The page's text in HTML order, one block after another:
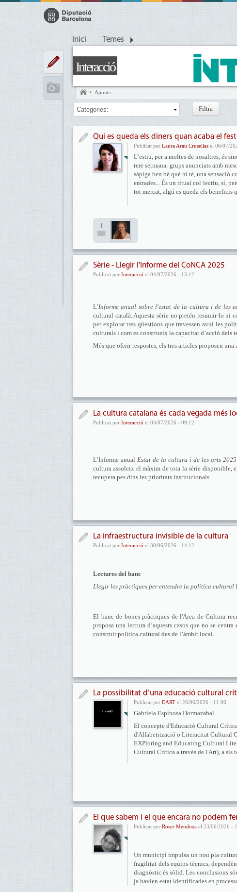
Inici Temes
Interacció
Apunts
Categories:
Qui es queda els diners quan acaba el
Publicat per Laura Arau Crusellas el 06/07/
L’estiu, per a moltes de nosaltres, és
rere setmana: grups anunciats amb
sàpiga ben bé què hi té, una sensació
entrades... És un ritual col·lectiu, sí,
tot mercat, algú es queda els beneficis
1
Sèrie - Llegir l'Informe del CoNCA 2025
Publicat per Interacció el 04/07/2026 - 13:12
L’Informe anual sobre l'estat de la cultura i de les
cultural català. Aquesta sèrie no pretén resumir-lo ni
per explorar tres qüestions que travessen avui les
culturals i com es construeix la capacitat d’acció dels
Més que oferir respostes, els tres articles proposen
La cultura catalana és cada vegada més
Publicat per Interacció el 03/07/2026 - 09:12
L’Informe anualEstat de la cultura i de les arts 2025
cultura assoleix el màxim de tota la sèrie disponible,
recupera pes dins les prioritats institucionals.
La infraestructura invisible de la cultura
Publicat per Interacció el 30/06/2026 - 14:12
Lectures del banc
Llegir les pràctiques per entendre la política cultural
El banc de bones pràctiques de l'Àrea de Cultura
proposa una lectura d’aquests casos que no se
construir política cultural des de l’àmbit local..
La possibilitat d’una educació cultural
Publicat per EART el 26/06/2026 - 11:06
Gabriela Espinosa Hormazabal
El concepte d'Educació Cultural
d'Alfabetització o Literacitat Cultural
EXPloring and Educating Cultural
Cultural Crítica a través de l'Art), a sis
El que sabem i el que encara no podem
Publicat per Roser Mendoza el 23/06/2026 -
Un municipi impulsa un nou pla
fragilitat dels equips tècnics,
diagnòstic és sòlid. Les conclusions
ja havien estat identificades en